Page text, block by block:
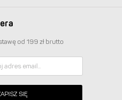
od 199 zł brutto
SIĘ